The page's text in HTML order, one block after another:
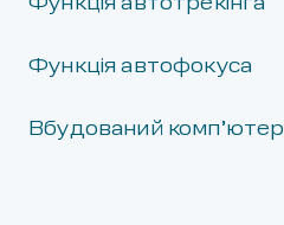
Функція автотрекінга
Функція автофокуса
Вбудований комп’ютер